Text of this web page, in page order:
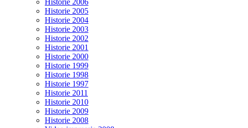
Historie 2006
Historie 2005
Historie 2004
Historie 2003
Historie 2002
Historie 2001
Historie 2000
Historie 1999
Historie 1998
Historie 1997
Historie 2011
Historie 2010
Historie 2009
Historie 2008